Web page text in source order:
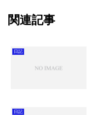
関連記事
日記
日記